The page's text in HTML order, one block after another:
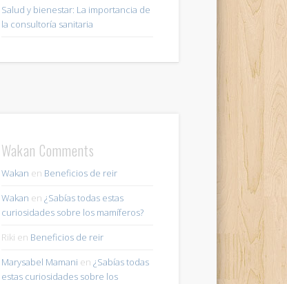
Salud y bienestar: La importancia de
la consultoría sanitaria
Wakan Comments
Wakan en Beneficios de reir
Wakan en ¿Sabías todas estas
curiosidades sobre los mamíferos?
Riki en Beneficios de reir
Marysabel Mamani en ¿Sabías todas
estas curiosidades sobre los